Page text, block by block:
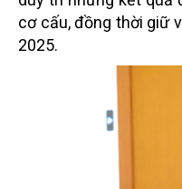
cơ cấu, đồng thời giữ
2025.